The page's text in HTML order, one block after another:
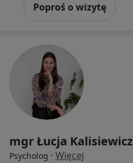
Poproś o wizytę
mgr Łucja Kalisiewicz
Psycholog · Więcej